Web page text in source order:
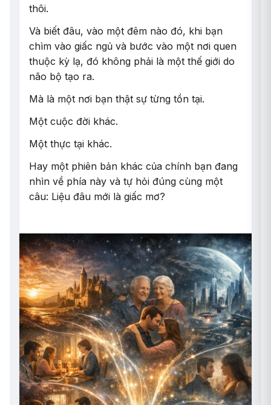
thôi.
Và biết đâu, vào một đêm nào đó, khi bạn
chìm vào giấc ngủ và bước vào một nơi quen
thuộc kỳ lạ, đó không phải là một thế giới do
não bộ tạo ra.
Mà là một nơi bạn thật sự từng tồn tại.
Một cuộc đời khác.
Một thực tại khác.
Hay một phiên bản khác của chính bạn đang
nhìn về phía này và tự hỏi đúng cùng một
câu: Liệu đâu mới là giấc mơ?